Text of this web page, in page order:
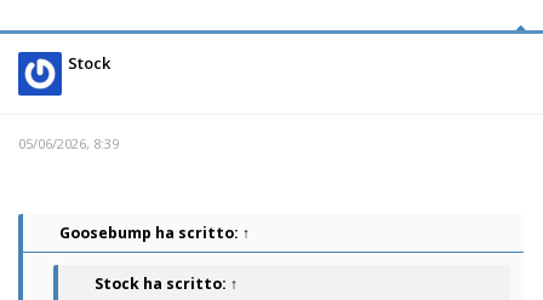
Stock
05/06/2026, 8:39
Goosebump ha scritto: ↑
Stock ha scritto: ↑